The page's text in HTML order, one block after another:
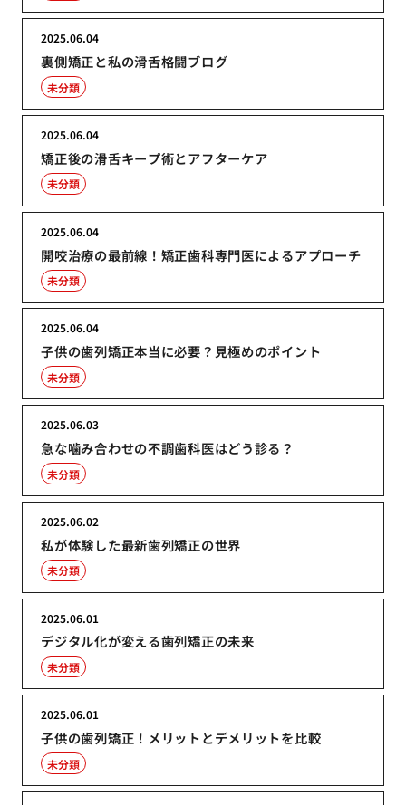
裏側矯正と私の滑舌格闘ブログ
2025.06.04
未分類
矯正後の滑舌キープ術とアフターケア
2025.06.04
未分類
開咬治療の最前線！矯正歯科専門医によるアプローチ
2025.06.04
未分類
子供の歯列矯正本当に必要？見極めのポイント
2025.06.04
未分類
急な噛み合わせの不調歯科医はどう診る？
2025.06.03
未分類
私が体験した最新歯列矯正の世界
2025.06.02
未分類
デジタル化が変える歯列矯正の未来
2025.06.01
未分類
子供の歯列矯正！メリットとデメリットを比較
2025.06.01
未分類